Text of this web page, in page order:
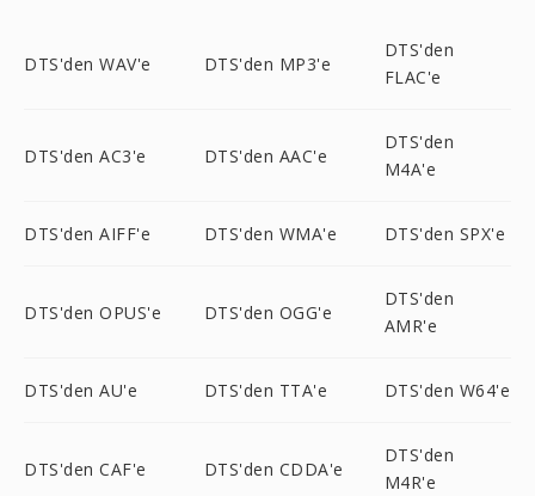
DTS'den WAV'e DTS'den MP3'e
DTS'den
FLAC'e
DTS'den AC3'e DTS'den AAC'e
DTS'den
M4A'e
DTS'den AIFF'e DTS'den WMA'e DTS'den SPX'e
DTS'den OPUS'e DTS'den OGG'e
DTS'den
AMR'e
DTS'den AU'e DTS'den TTA'e DTS'den W64'e
DTS'den CAF'e DTS'den CDDA'e
DTS'den
M4R'e